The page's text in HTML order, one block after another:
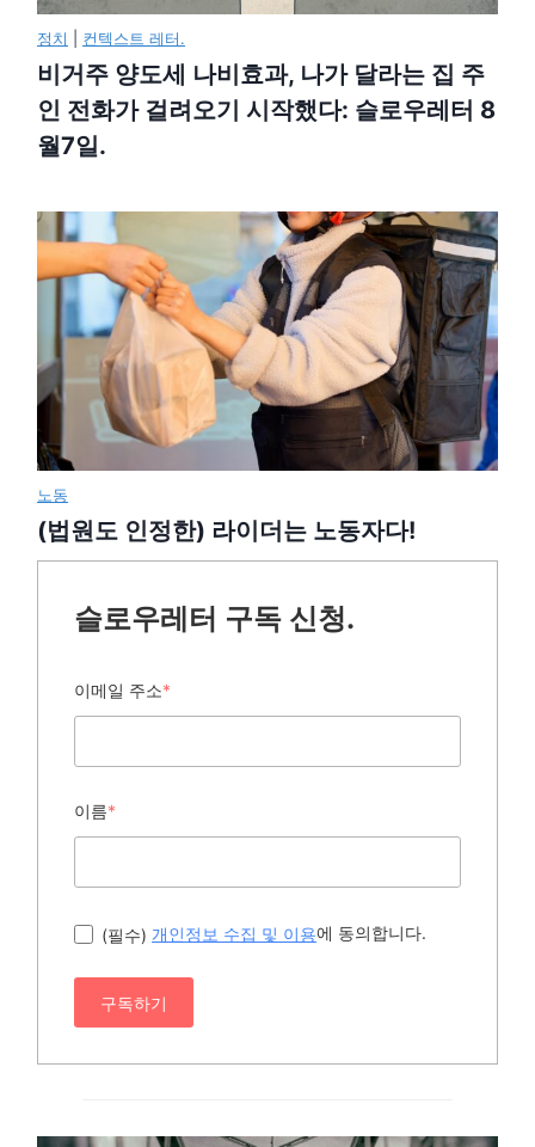
정치 컨텍스트 레터.
비거주 양도세 나비효과, 나가 달라는 집 주
인 전화가 걸려오기 시작했다: 슬로우레터 8
월7일.
노동
(법원도 인정한) 라이더는 노동자다!
슬로우레터 구독 신청.
이메일 주소*
이름*
(필수) 개인정보 수집 및 이용에 동의합니다.
구독하기